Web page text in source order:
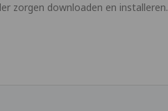
zorgen downloaden en installeren.